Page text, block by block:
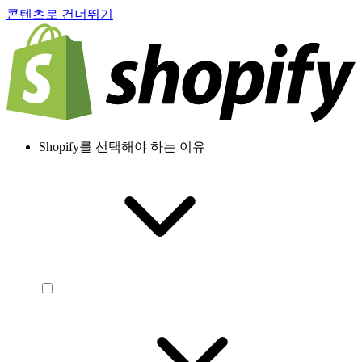
콘텐츠로 건너뛰기
Shopify를 선택해야 하는 이유